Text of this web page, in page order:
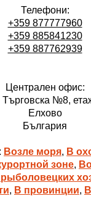
Телефони:
+359 877777960
+359 885841230
+359 887762939
Централен офис:
Търговска №8,
Елхово
България
Возле моря, В
зоне,
, В провинции,